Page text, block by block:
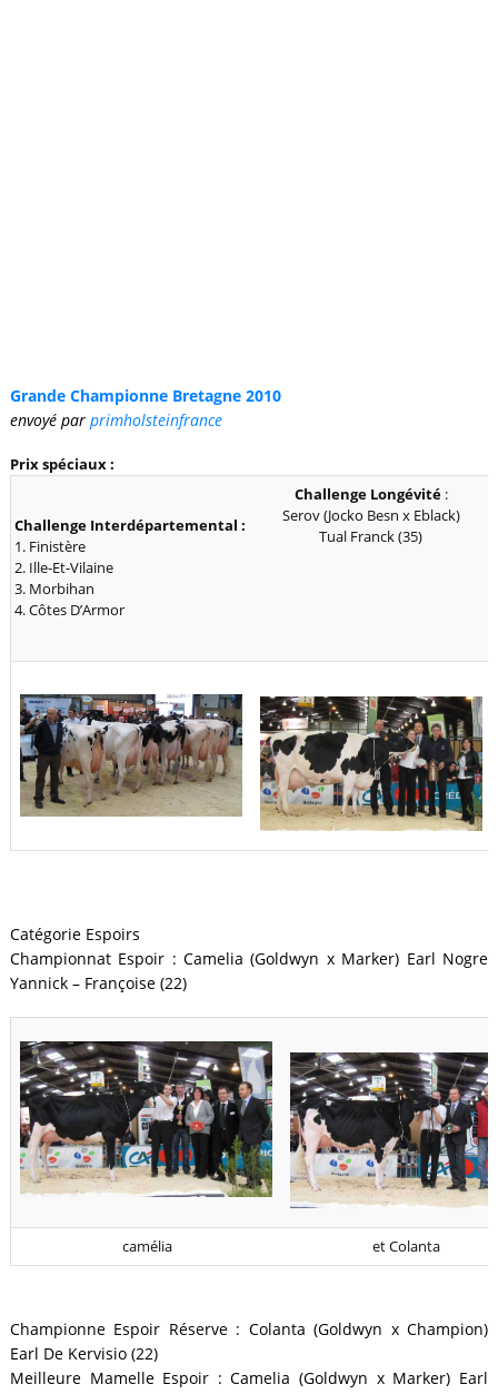
Grande Championne Bretagne 2010
envoyé par primholsteinfrance
Prix spéciaux :
Challenge Interdépartemental :
1. Finistère
2. Ille-Et-Vilaine
3. Morbihan
4. Côtes D’Armor
Challenge Longévité:
Serov (Jocko Besn x Eblack)
Tual Franck (35)
Catégorie Espoirs
Championnat Espoir : Camelia (Goldwyn x Marker) Earl Nogre
Yannick – Françoise (22)
camélia et Colanta
Championne Espoir Réserve : Colanta (Goldwyn x Champion)
Earl De Kervisio (22)
Meilleure Mamelle Espoir : Camelia (Goldwyn x Marker) Earl